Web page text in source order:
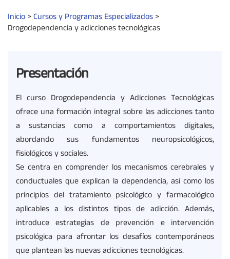
Inicio>Cursos y Programas Especializados>
Drogodependencia y adicciones tecnológicas
Presentación
El curso Drogodependencia y Adicciones Tecnológicas
ofrece una formación integral sobre las adicciones tanto
a sustancias como a comportamientos digitales,
abordando sus fundamentos neuropsicológicos,
fisiológicos y sociales.
Se centra en comprender los mecanismos cerebrales y
conductuales que explican la dependencia, así como los
principios del tratamiento psicológico y farmacológico
aplicables a los distintos tipos de adicción. Además,
introduce estrategias de prevención e intervención
psicológica para afrontar los desafíos contemporáneos
que plantean las nuevas adicciones tecnológicas.